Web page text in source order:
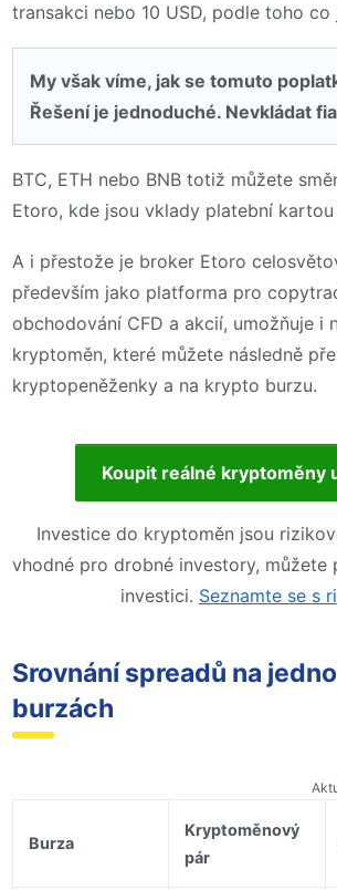
transakci nebo 10 USD, podle toho co
My však víme, jak se tomuto
Řešení je jednoduché. Nevkládat
BTC, ETH nebo BNB totiž můžete
Etoro, kde jsou vklady platební kartou
A i přestože je broker Etoro
především jako platforma pro
obchodování CFD a akcií, umožňuje i
kryptoměn, které můžete následně
kryptopeněženky a na krypto burzu.
Koupit reálné kryptoměny
Investice do kryptoměn jsou
vhodné pro drobné investory, můžete
investici. Seznamte se s
Srovnání spreadů na
burzách
Burza
Kryptoměnový
pár